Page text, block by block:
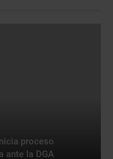
proceso
ante la DGA